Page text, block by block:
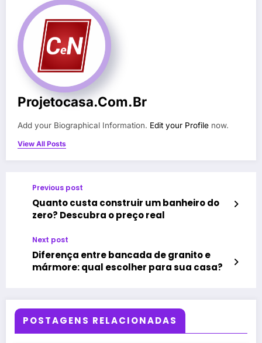
Projetocasa.com.br
Add your Biographical Information. Edit your Profile now.
View All Posts
Previous post
Quanto custa construir um banheiro do
zero? Descubra o preço real
Next post
Diferença entre bancada de granito e
mármore: qual escolher para sua casa?
POSTAGENS RELACIONADAS